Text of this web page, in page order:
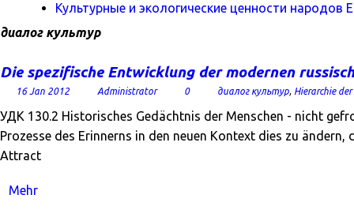
Культурные и экологические ценности народов
диалог культур
Die spezifische Entwicklung der modernen
16 Jan 2012 Administrator 0 диалог культур, Hierarchie
УДК 130.2 Historisches Gedächtnis der Menschen - nicht
Prozesse des Erinnerns in den neuen Kontext dies zu
Attract
Mehr